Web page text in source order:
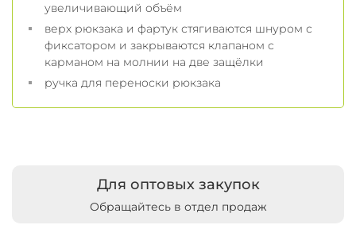
увеличивающий объём
верх рюкзака и фартук стягиваются шнуром с
фиксатором и закрываются клапаном с
карманом на молнии на две защёлки
ручка для переноски рюкзака
Для оптовых закупок
Обращайтесь в отдел продаж